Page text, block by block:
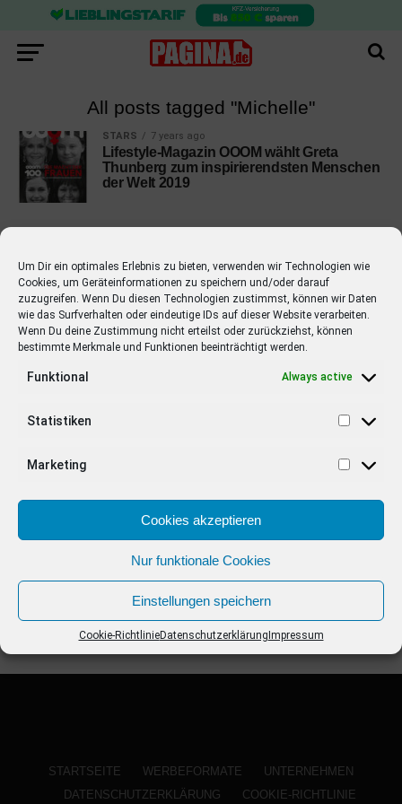
Um Dir ein optimales Erlebnis zu bieten, verwenden wir Technologien wie
Cookies, um Geräteinformationen zu speichern und/oder darauf
zuzugreifen. Wenn Du diesen Technologien zustimmst, können wir Daten
wie das Surfverhalten oder eindeutige IDs auf dieser Website verarbeiten.
Wenn Du deine Zustimmung nicht erteilst oder zurückziehst, können
bestimmte Merkmale und Funktionen beeinträchtigt werden.
Funktional Always active
Statistiken
Marketing
Cookies akzeptieren
Nur funktionale Cookies
Einstellungen speichern
Cookie-RichtlinieDatenschutzerklärung Impressum
All posts tagged "Michelle"
STARS 7 years ago
Lifestyle-Magazin OOOM wählt Greta
Thunberg zum inspirierendsten Menschen
der Welt 2019
EMPFOHLEN
STARS 4 years ago
Barbara Schöneberger Moderatorin
von “Verstehen Sie Spaß?”
STARTSEITE WERBEFORMATE
UNTERNEHMEN
DATENSCHUTZERKLÄRUNG
COOKIE-RICHTLINIE